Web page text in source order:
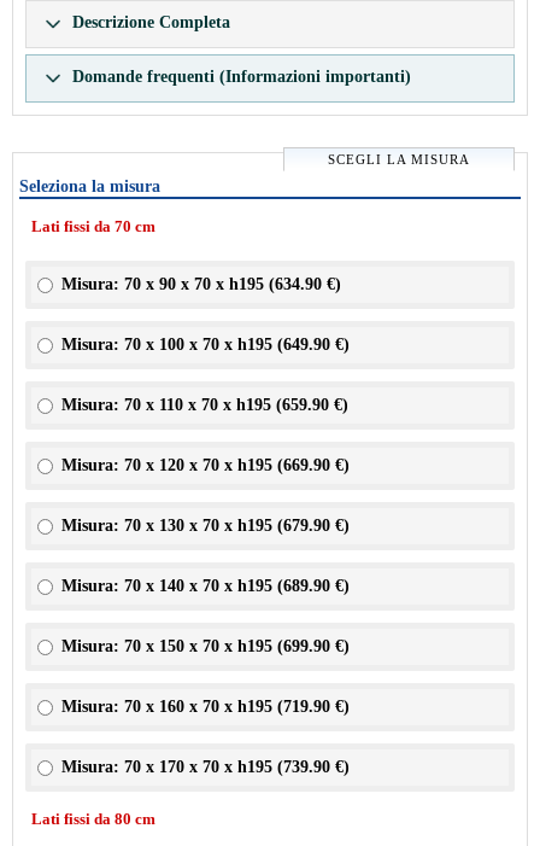
Descrizione Completa
Domande frequenti (Informazioni importanti)
SCEGLI LA MISURA
Seleziona la misura
Lati fissi da 70 cm
Misura: 70 x 90 x 70 x h195 (634.90 €)
Misura: 70 x 100 x 70 x h195 (649.90 €)
Misura: 70 x 110 x 70 x h195 (659.90 €)
Misura: 70 x 120 x 70 x h195 (669.90 €)
Misura: 70 x 130 x 70 x h195 (679.90 €)
Misura: 70 x 140 x 70 x h195 (689.90 €)
Misura: 70 x 150 x 70 x h195 (699.90 €)
Misura: 70 x 160 x 70 x h195 (719.90 €)
Misura: 70 x 170 x 70 x h195 (739.90 €)
Lati fissi da 80 cm